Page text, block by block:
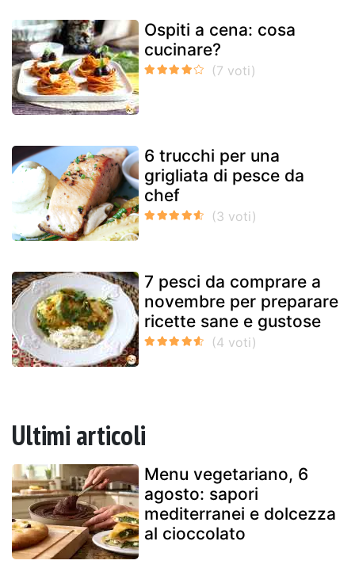
Ospiti a cena: cosa
cucinare?
6 trucchi per una
grigliata di pesce da
chef
7 pesci da comprare a
novembre per preparare
ricette sane e gustose
Ultimi articoli
Menu vegetariano, 6
agosto: sapori
mediterranei e dolcezza
al cioccolato